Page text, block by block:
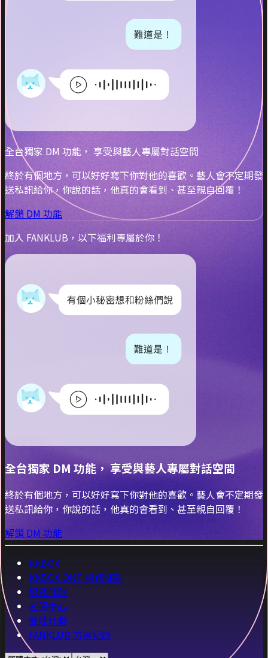
全台獨家 DM 功能， 享受與藝人專屬對話空間
終於有個地方，可以好好寫下你對他的喜歡。藝人會不定期發
送私訊給你，你說的話，他真的會看到、甚至親自回覆！
解鎖 DM 功能
加入 FANKLUB，以下福利專屬於你！
全台獨家 DM 功能， 享受與藝人專屬對話空間
終於有個地方，可以好好寫下你對他的喜歡。藝人會不定期發
送私訊給你，你說的話，他真的會看到、甚至親自回覆！
解鎖 DM 功能
KKBOX
KKBOX ONE 服務條款
服務條款
客服中心
登陸計劃
FANKLUB 方案紀錄